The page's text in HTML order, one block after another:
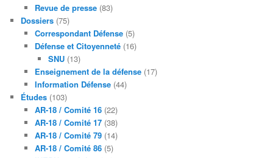
Revue de presse(83)
Dossiers (75)
Correspondant Défense(5)
Défense et Citoyenneté(16)
SNU (13)
Enseignement de la défense(17)
Information Défense(44)
Études (103)
AR-18 / Comité 16(22)
AR-18 / Comité 17(38)
AR-18 / Comité 79(14)
AR-18 / Comité 86(5)